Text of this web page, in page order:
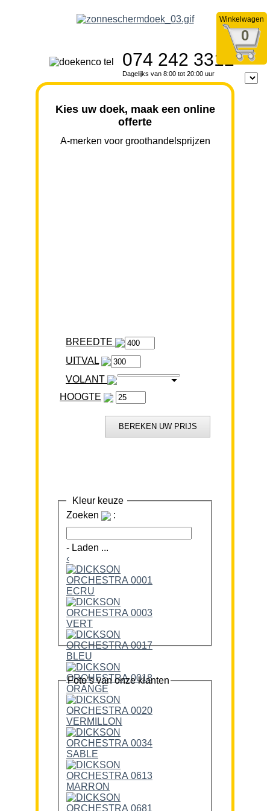
Winkelwagen
0
074 242 3312
Dagelijks van 8:00 tot 20:00 uur
Kies uw doek, maak een online
offerte
A-merken voor groothandelsprijzen
BREEDTE
VOLANT
HOOGTE
Kleur keuze
Zoeken
:
- Laden ...
‹
Foto’s van onze klanten